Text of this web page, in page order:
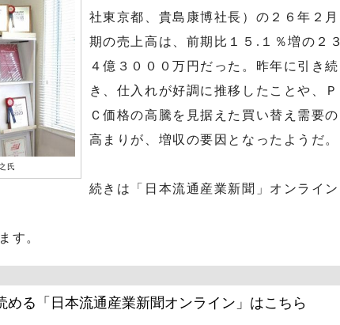
氏
社東京都、貴島康博社長）の２６年２月
期の売上高は、前期比１５.１％増の２３
４億３０００万円だった。昨年に引き続
き、仕入れが好調に推移したことや、Ｐ
Ｃ価格の高騰を見据えた買い替え需要の
高まりが、増収の要因となったようだ。
続きは「日本流通産業新聞」オンライン
す。
める「日本流通産業新聞オンライン」はこちら